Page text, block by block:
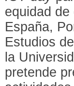
equidad
España,
Estudios
la
pretende